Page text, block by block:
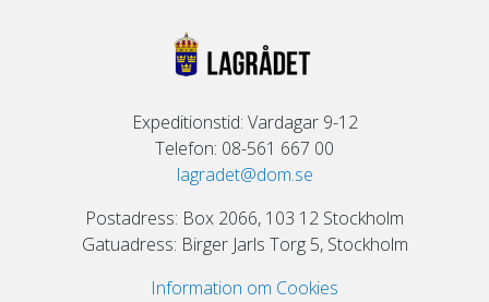
Expeditionstid: Vardagar 9-12
Telefon: 08-561 667 00
lagradet@dom.se
Postadress: Box 2066, 103 12 Stockholm
Gatuadress: Birger Jarls Torg 5, Stockholm
Information om Cookies